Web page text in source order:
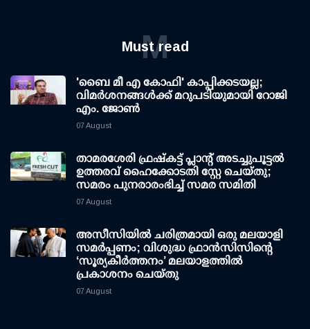
Must read
M
'ബൈ മീ എ കോഫി' കാപ്പിക്കടയല്ല;
വിമര്‍ശനങ്ങള്‍ക്ക് മറുപടിയുമായി റോജി
എം. ജോണ്‍
07 August
താമരശേരി ഫ്രഷ്കട്ട് പ്ലാന്റ് അടച്ചുപൂട്ടൽ
ഉത്തരവ് ഹൈക്കോടതി സ്റ്റേ ചെയ്തു;
സമരം പുനരാരംഭിച്ച് സമര സമിതി
07 August
അസീസിയിൽ ചരിത്രമായി ഒരു മലയാളി
സമർപ്പണം; വിശുദ്ധ ഫ്രാൻസിസിന്റെ
‘സൂര്യകീർത്തനം’ മലയാളത്തിൽ
പ്രകാശനം ചെയ്തു
07 August